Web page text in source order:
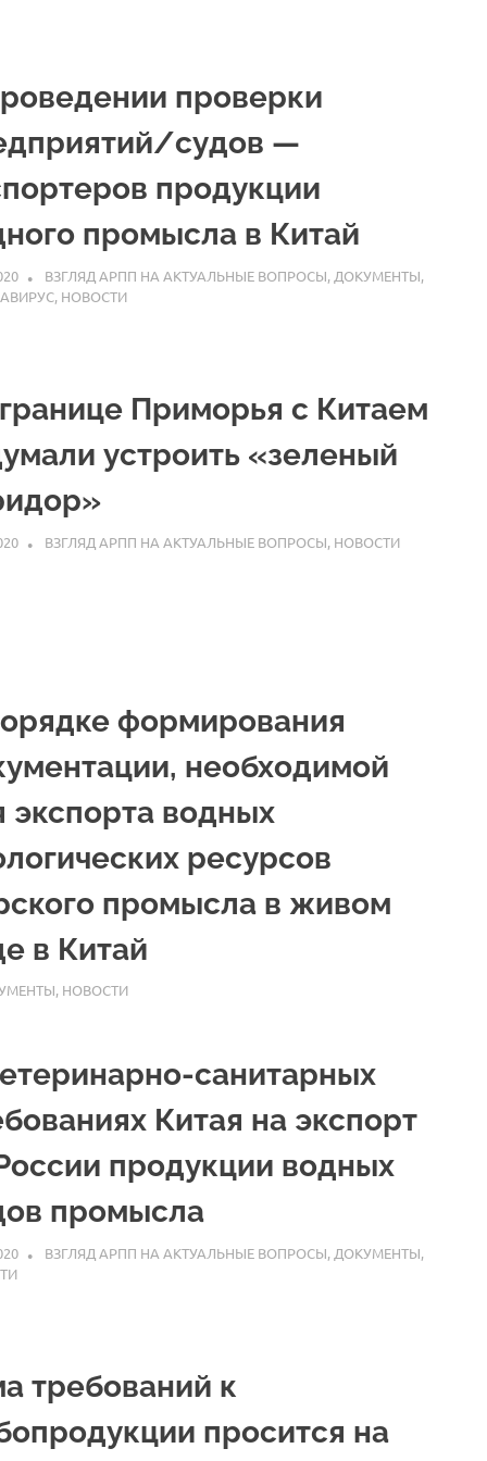
проверки
судов —
продукции
промысла в Китай
ARPP
ВЗГЛЯД АРПП НА АКТУАЛЬНЫЕ ВОПРОСЫ, ДОКУМЕНТЫ,
, НОВОСТИ
Приморья с Китаем
устроить «зеленый
ARPP
ВЗГЛЯД АРПП НА АКТУАЛЬНЫЕ ВОПРОСЫ, НОВОСТИ
формирования
необходимой
экспорта водных
ресурсов
промысла в живом
в Китай
, НОВОСТИ
санитарных
Китая на экспорт
продукции водных
промысла
ARPP
ВЗГЛЯД АРПП НА АКТУАЛЬНЫЕ ВОПРОСЫ, ДОКУМЕНТЫ,
требований к
просится на